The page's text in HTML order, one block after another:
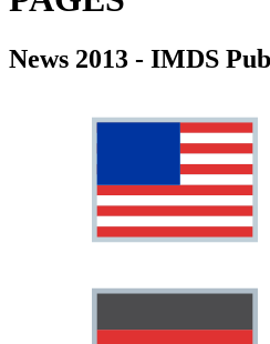
News 2013 - IMDS